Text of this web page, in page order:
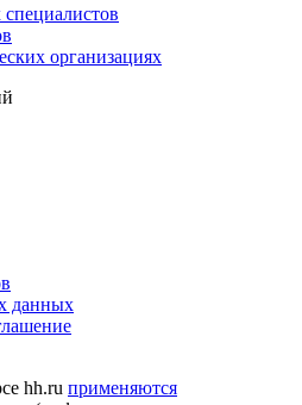
организациях
данных
hh.ru применяются